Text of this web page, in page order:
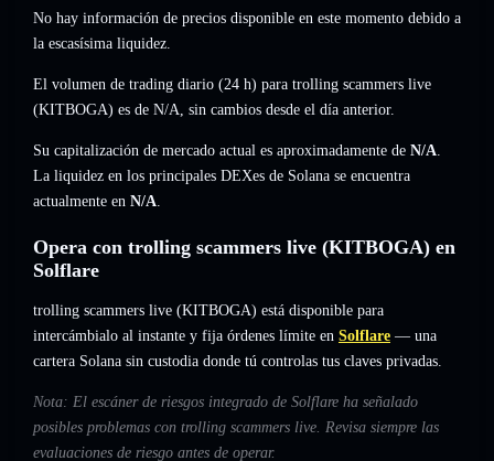
No hay información de precios disponible en este momento debido a
la escasísima liquidez.
El volumen de trading diario (24 h) para trolling scammers live
(KITBOGA) es de N/A, sin cambios desde el día anterior.
Su capitalización de mercado actual es aproximadamente de N/A.
La liquidez en los principales DEXes de Solana se encuentra
actualmente en N/A.
Opera con trolling scammers live (KITBOGA) en
Solflare
trolling scammers live (KITBOGA) está disponible para
intercámbialo al instante y fija órdenes límite en Solflare — una
cartera Solana sin custodia donde tú controlas tus claves privadas.
Nota: El escáner de riesgos integrado de Solflare ha señalado
posibles problemas con trolling scammers live. Revisa siempre las
evaluaciones de riesgo antes de operar.